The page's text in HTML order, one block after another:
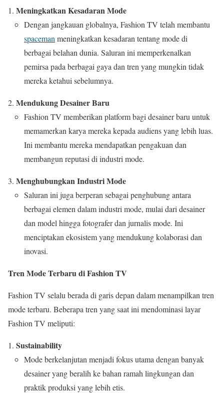
Meningkatkan Kesadaran Mode
Dengan jangkauan globalnya, Fashion TV telah membantu
spaceman meningkatkan kesadaran tentang mode di
berbagai belahan dunia. Saluran ini memperkenalkan
pemirsa pada berbagai gaya dan tren yang mungkin tidak
mereka ketahui sebelumnya.
Mendukung Desainer Baru
Fashion TV memberikan platform bagi desainer baru untuk
memamerkan karya mereka kepada audiens yang lebih luas.
Ini membantu mereka mendapatkan pengakuan dan
membangun reputasi di industri mode.
Menghubungkan Industri Mode
Saluran ini juga berperan sebagai penghubung antara
berbagai elemen dalam industri mode, mulai dari desainer
dan model hingga fotografer dan jurnalis mode. Ini
menciptakan ekosistem yang mendukung kolaborasi dan
inovasi.
Tren Mode Terbaru di Fashion TV
Fashion TV selalu berada di garis depan dalam menampilkan tren
mode terbaru. Beberapa tren yang saat ini mendominasi layar
Fashion TV meliputi:
Sustainability
Mode berkelanjutan menjadi fokus utama dengan banyak
desainer yang beralih ke bahan ramah lingkungan dan
praktik produksi yang lebih etis.